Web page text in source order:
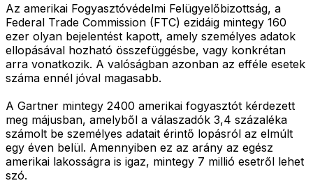
Az amerikai Fogyasztóvédelmi Felügyelőbizottság, a
Federal Trade Commission (FTC) ezidáig mintegy 160
ezer olyan bejelentést kapott, amely személyes adatok
ellopásával hozható összefüggésbe, vagy konkrétan
arra vonatkozik. A valóságban azonban az efféle esetek
száma ennél jóval magasabb.
A Gartner mintegy 2400 amerikai fogyasztót kérdezett
meg májusban, amelyből a válaszadók 3,4 százaléka
számolt be személyes adatait érintő lopásról az elmúlt
egy éven belül. Amennyiben ez az arány az egész
amerikai lakosságra is igaz, mintegy 7 millió esetről lehet
szó.